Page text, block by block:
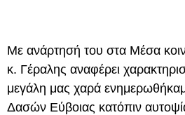
Με ανάρτησή του στα Μέσα
κ. Γέραλης αναφέρει
μεγάλη μας χαρά
Δασών Εύβοιας κατόπιν